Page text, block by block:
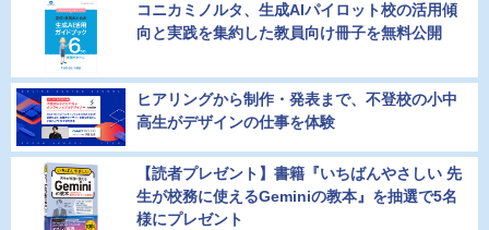
コニカミノルタ、生成AIパイロット校の活用傾
向と実践を集約した教員向け冊子を無料公開
ヒアリングから制作・発表まで、不登校の小中
高生がデザインの仕事を体験
【読者プレゼント】書籍『いちばんやさしい 先
生が校務に使えるGeminiの教本』を抽選で5名
様にプレゼント